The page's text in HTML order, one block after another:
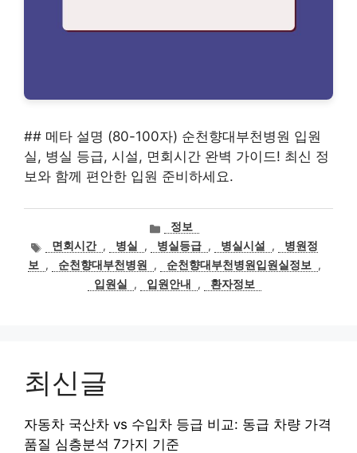
## 메타 설명 (80-100자) 순천향대부천병원 입원
실, 병실 등급, 시설, 면회시간 완벽 가이드! 최신 정
보와 함께 편안한 입원 준비하세요.
카
테
고
리
정보
태면회시간 , 병실 , 병실등급 , 병실시설 ,
병원정
보
, 순천향대부천병원 , 순천향대부천병원입원실정보
,
입원실
, 입원안내 , 환자정보
최신글
자동차 국산차 vs 수입차 등급 비교: 동급 차량 가격
품질 심층분석 7가지 기준